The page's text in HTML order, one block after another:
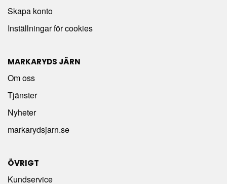
Skapa konto
Inställningar för cookies
MARKARYDS JÄRN
Om oss
Tjänster
Nyheter
markarydsjarn.se
ÖVRIGT
Kundservice